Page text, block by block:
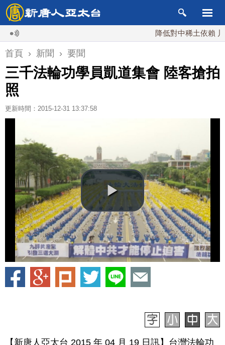
降低對中稀土依賴 川普宣
首頁 › 新聞 › 要聞
三千法輪功學員凱道集會 陸客搶拍
照
更新時間：2015-12-31 13:37:58
【新唐人亞太台 2015 年 04 月 19 日訊】台灣法輪功